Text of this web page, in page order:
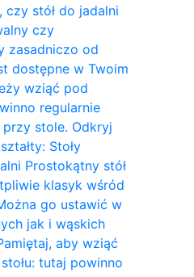
stół do jadalni
czy
zasadniczo od
dostępne w Twoim
wziąć pod
regularnie
stole. Odkryj
Stoły
Prostokątny stół
klasyk wśród
go ustawić w
jak i wąskich
aby wziąć
tutaj powinno